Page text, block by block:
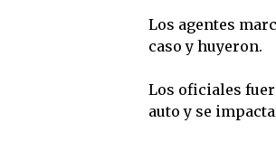
Los agentes
caso y huyeron.
Los oficiales
auto y se